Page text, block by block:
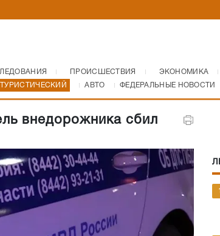
ПРОИСШЕСТВИЯ ЭКОНОМИКА
АВТО ФЕДЕРАЛЬНЫЕ НОВОСТИ
внедорожника сбил